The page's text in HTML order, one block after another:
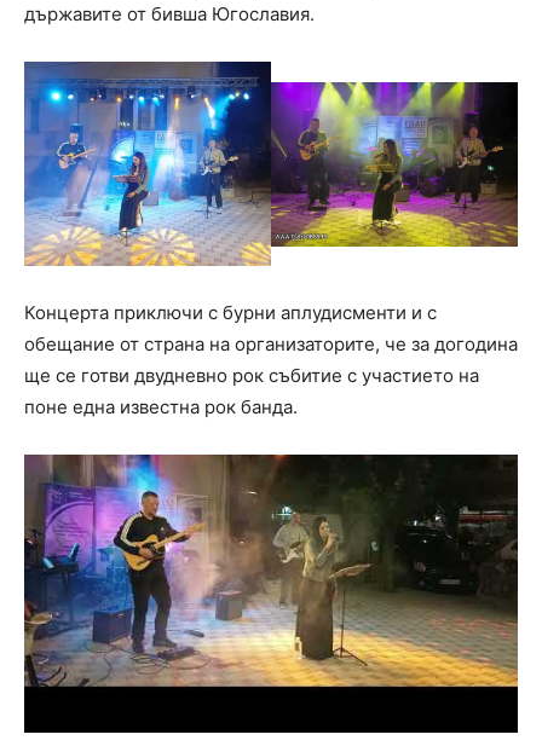
държавите от бивша Югославия.
Концерта приключи с бурни аплудисменти и с
обещание от страна на организаторите, че за догодина
ще се готви двудневно рок събитие с участието на
поне една известна рок банда.